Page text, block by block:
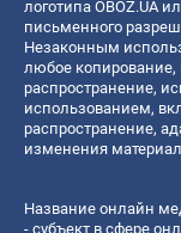
логотипа OBOZ.UA
письменного
Незаконным
любое
распространение,
использованием,
распространение,
изменения
Название онлайн
- субъект в сфере